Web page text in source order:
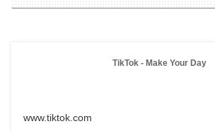
TikTok - Make Your Day
www.tiktok.com